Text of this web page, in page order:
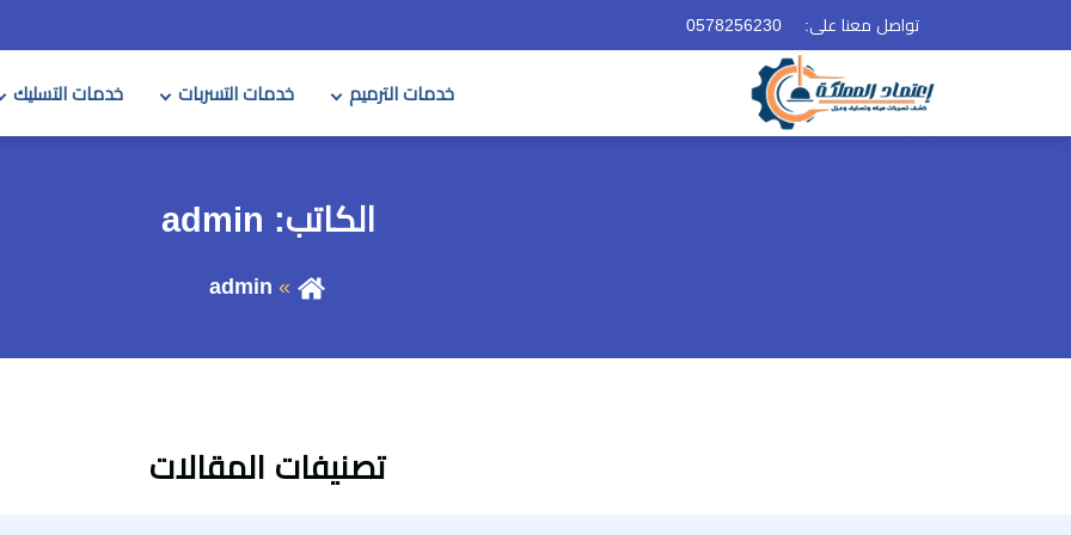
تواصل معنا على: 0578256230
خدمات الترميم خدمات التسربات خدمات التسليك
الكاتب: admin
admin
تصنيفات المقالات